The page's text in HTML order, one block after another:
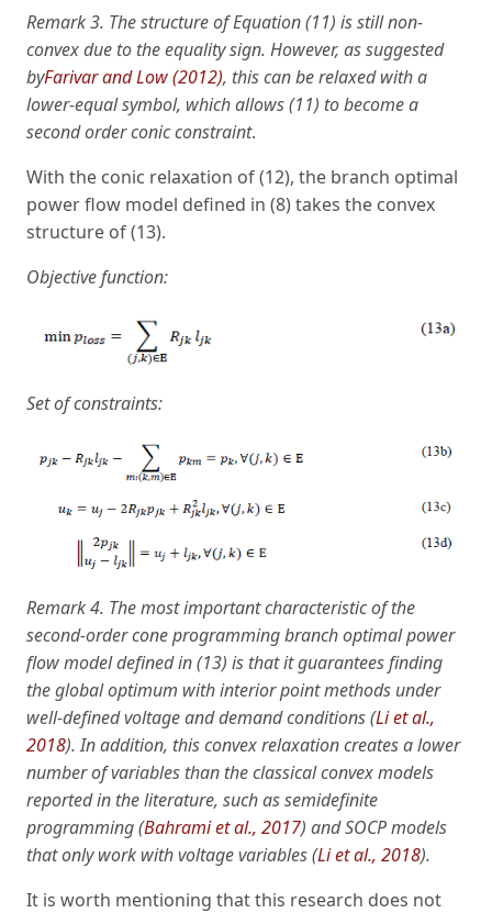
Remark 3. The structure of Equation (11) is still non-
convex due to the equality sign. However, as suggested
byFarivar and Low (2012), this can be relaxed with a
lower-equal symbol, which allows (11) to become a
second order conic constraint.
With the conic relaxation of (12), the branch optimal
power flow model defined in (8) takes the convex
structure of (13).
Objective function:
Set of constraints:
Remark 4. The most important characteristic of the
second-order cone programming branch optimal power
flow model defined in (13) is that it guarantees finding
the global optimum with interior point methods under
well-defined voltage and demand conditions (Li et al.,
2018). In addition, this convex relaxation creates a lower
number of variables than the classical convex models
reported in the literature, such as semidefinite
programming (Bahrami et al., 2017) and SOCP models
that only work with voltage variables (Li et al., 2018).
It is worth mentioning that this research does not